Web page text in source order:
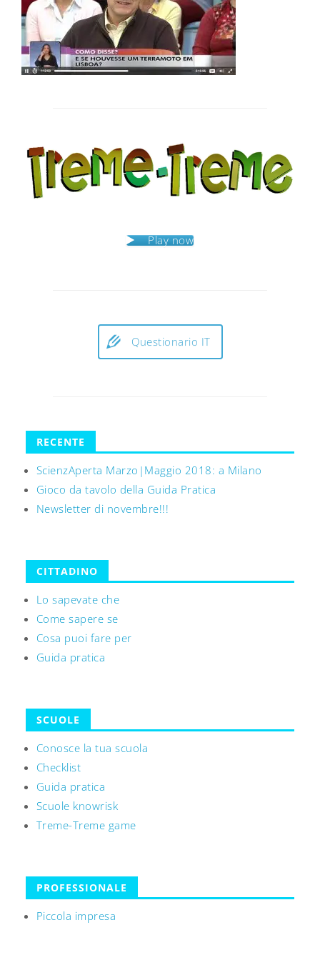
Play now
Questionario IT
RECENTE
ScienzAperta Marzo|Maggio 2018: a Milano
Gioco da tavolo della Guida Pratica
Newsletter di novembre!!!
CITTADINO
Lo sapevate che
Come sapere se
Cosa puoi fare per
Guida pratica
SCUOLE
Conosce la tua scuola
Checklist
Guida pratica
Scuole knowrisk
Treme-Treme game
PROFESSIONALE
Piccola impresa